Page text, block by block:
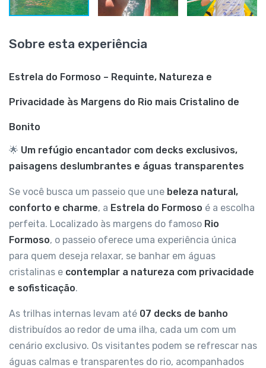
Sobre esta experiência
Estrela do Formoso – Requinte, Natureza e
Privacidade às Margens do Rio mais Cristalino de
Bonito
🌟 Um refúgio encantador com decks exclusivos,
paisagens deslumbrantes e águas transparentes
Se você busca um passeio que une beleza natural,
conforto e charme, a Estrela do Formoso é a escolha
perfeita. Localizado às margens do famoso Rio
Formoso, o passeio oferece uma experiência única
para quem deseja relaxar, se banhar em águas
cristalinas e contemplar a natureza com privacidade
e sofisticação.
As trilhas internas levam até 07 decks de banho
distribuídos ao redor de uma ilha, cada um com um
cenário exclusivo. Os visitantes podem se refrescar nas
águas calmas e transparentes do rio, acompanhados